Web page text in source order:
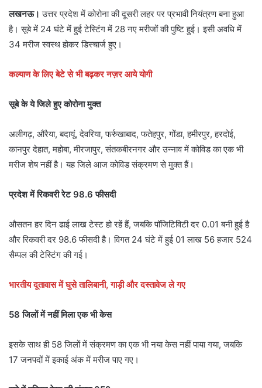
लखनऊ। उत्तर प्रदेश में कोरोना की दूसरी लहर पर प्रभावी नियंत्रण बना हुआ
है। सूबे में 24 घंटे में हुई टेस्टिंग में 28 नए मरीजों की पुष्टि हुई। इसी अवधि में
34 मरीज स्वस्थ होकर डिस्चार्ज हुए।
कल्याण के लिए बेटे से भी बढ़कर नज़र आये योगी
सूबे के ये जिले हुए कोरोना मुक्त
अलीगढ़, औरैया, बदायूं, देवरिया, फर्रुखाबाद, फतेहपुर, गोंडा, हमीरपुर, हरदोई,
कानपुर देहात, महोबा, मीरजापुर, संतकबीरनगर और उन्नाव में कोविड का एक भी
मरीज शेष नहीं है। यह जिले आज कोविड संक्रमण से मुक्त हैं।
प्रदेश में रिकवरी रेट 98.6 फीसदी
औसतन हर दिन ढाई लाख टेस्ट हो रहें हैं, जबकि पॉजिटिविटी दर 0.01 बनी हुई है
और रिकवरी दर 98.6 फीसदी है। विगत 24 घंटे में हुई 01 लाख 56 हजार 524
सैम्पल की टेस्टिंग की गई।
भारतीय दूतावास में घुसे तालिबानी, गाड़ी और दस्तावेज ले गए
58 जिलों में नहीं मिला एक भी केस
इसके साथ ही 58 जिलों में संक्रमण का एक भी नया केस नहीं पाया गया, जबकि
17 जनपदों में इकाई अंक में मरीज पाए गए।